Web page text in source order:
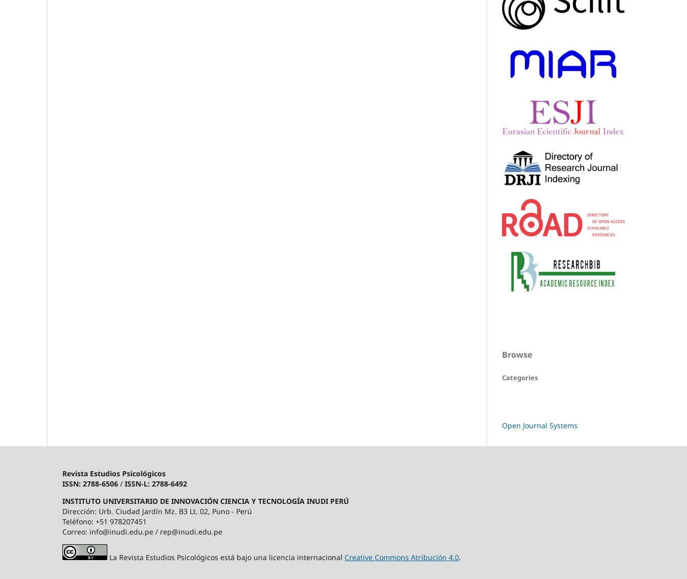
Browse
Categories
Open Journal Systems
Revista Estudios Psicológicos
ISSN: 2788-6506 / ISSN-L: 2788-6492
INSTITUTO UNIVERSITARIO DE INNOVACIÓN CIENCIA Y TECNOLOGÍA INUDI PERÚ
Dirección: Urb. Ciudad Jardín Mz. B3 Lt. 02, Puno - Perú
Teléfono: +51 978207451
Correo: info@inudi.edu.pe / rep@inudi.edu.pe
La Revista Estudios Psicológicos está bajo una licencia internacional Creative Commons Atribución 4.0.